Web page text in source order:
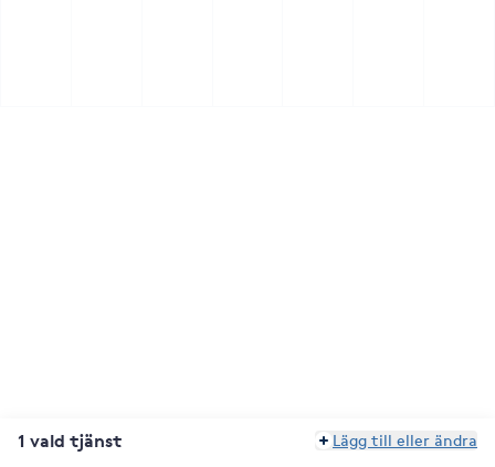
1 vald tjänst Lägg till eller ändra